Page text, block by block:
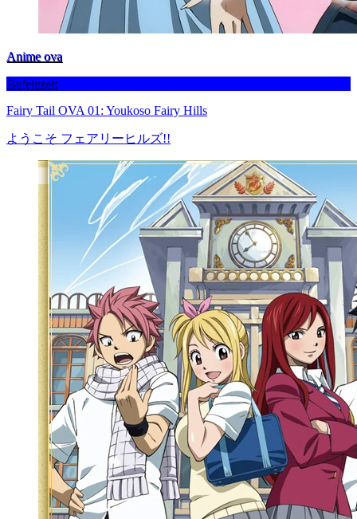
Anime ova
Befejezett
Fairy Tail OVA 01: Youkoso Fairy Hills
ようこそ フェアリーヒルズ!!